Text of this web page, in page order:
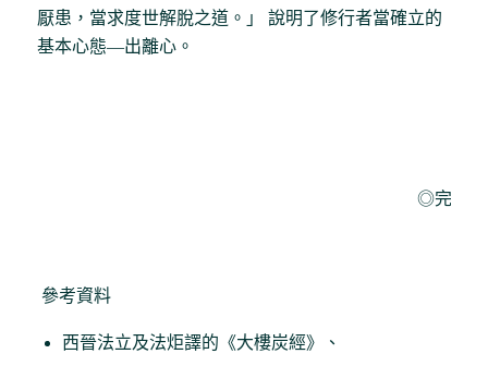
厭患，當求度世解脫之道。」 說明了修行者當確立的
基本心態—出離心。
◎完
參考資料
西晉法立及法炬譯的《大樓炭經》、